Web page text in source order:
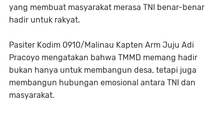
yang membuat masyarakat merasa TNI benar-benar
hadir untuk rakyat.
Pasiter Kodim 0910/Malinau Kapten Arm Juju Adi
Pracoyo mengatakan bahwa TMMD memang hadir
bukan hanya untuk membangun desa, tetapi juga
membangun hubungan emosional antara TNI dan
masyarakat.